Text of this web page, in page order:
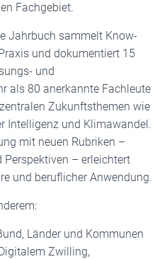
Fachgebiet.
Jahrbuch sammelt Know-
und dokumentiert 15
und
als 80 anerkannte Fachleute
Zukunftsthemen wie
Intelligenz und Klimawandel.
mit neuen Rubriken –
– erleichtert
und beruflicher Anwendung.
Länder und Kommunen
Zwilling,